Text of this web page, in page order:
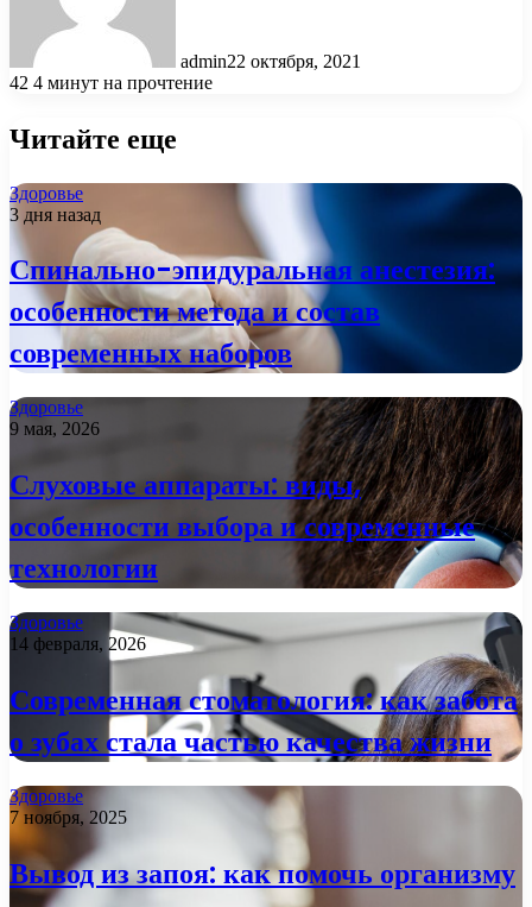
admin22 октября, 2021
42 4 минут на прочтение
Читайте еще
Здоровье
3 дня назад
Спинально-эпидуральная анестезия:
особенности метода и состав
современных наборов
Здоровье
9 мая, 2026
Слуховые аппараты: виды,
особенности выбора и современные
технологии
Здоровье
14 февраля, 2026
Современная стоматология: как забота
о зубах стала частью качества жизни
Здоровье
7 ноября, 2025
Вывод из запоя: как помочь организму